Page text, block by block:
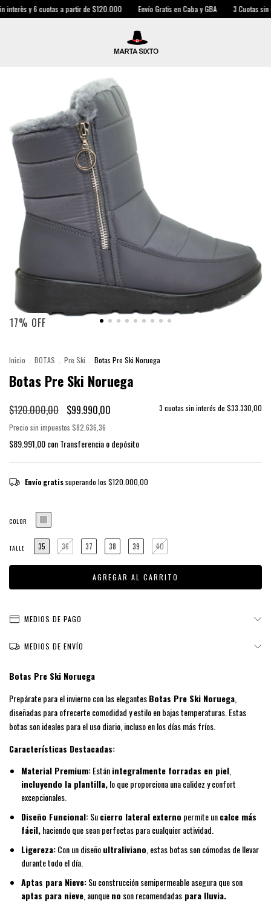
6 cuotas a partir de $120.000 Envío Gratis en Caba y GBA 3 Cuotas sin interès y
17% OFF
Inicio BOTAS Pre Ski Botas Pre Ski Noruega
Botas Pre Ski Noruega
$120.000,00 $99.990,00 3 cuotas sin interés de $33.330,00
Precio sin impuestos $82.636,36
$89.991,00conTransferencia o depósito
Envío gratis superando los $120.000,00
COLOR
TALLE 35 36 37 38 39 40
MEDIOS DE PAGO
MEDIOS DE ENVÍO
Botas Pre Ski Noruega
Prepárate para el invierno con las elegantesBotas Pre Ski Noruega
diseñadas para ofrecerte comodidad y estilo en bajas temperaturas. Estas
botas son ideales para el uso diario, incluso en los días más fríos.
Características Destacadas:
Material Premium:Estánintegralmente forradas en piel
incluyendo la plantilla,lo que proporciona una calidez y confort
excepcionales.
Diseño Funcional:Sucierro lateral externo permite uncalce más
fácil,haciendo que sean perfectas para cualquier actividad.
Ligereza:Con un diseñoultraliviano , estas botas son cómodas de llevar
durante todo el día.
Aptas para Nieve:Su construcción semipermeable asegura que son
aptas para nieve , aunqueno son recomendadas para lluvia.